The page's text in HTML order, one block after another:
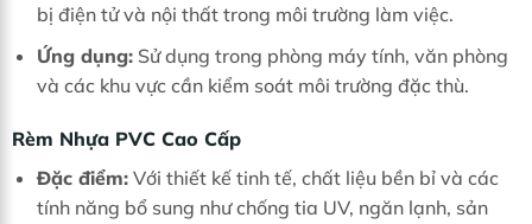
bị điện tử và nội thất trong môi trường làm việc.
Ứng dụng:Sử dụng trong phòng máy tính, văn phòng
và các khu vực cần kiểm soát môi trường đặc thù.
Rèm Nhựa PVC Cao Cấp
Đặc điểm:Với thiết kế tinh tế, chất liệu bền bỉ và các
tính năng bổ sung như chống tia UV, ngăn lạnh, sản